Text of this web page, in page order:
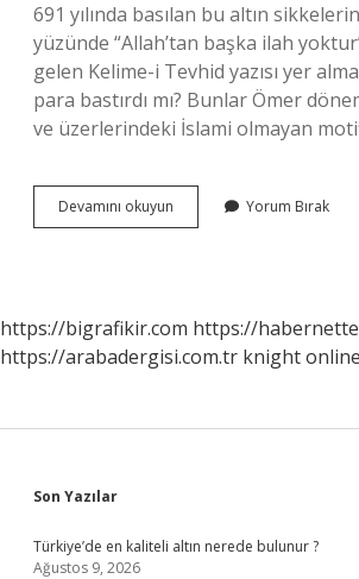
691 yılında basılan bu altın
yüzünde “Allah’tan başka ilah
gelen Kelime-i Tevhid yazısı yer
para bastırdı mı? Bunlar Ömer
ve üzerlerindeki İslami olmayan
Devamını okuyun
Devletinde
Yorum Bırak
https://bigrafikir.com https://
https://arabadergisi.com.tr knight online
Sidebar
Son Yazılar
Türkiye’de en kaliteli altın nerede bulunur ?
Ağustos 9, 2026